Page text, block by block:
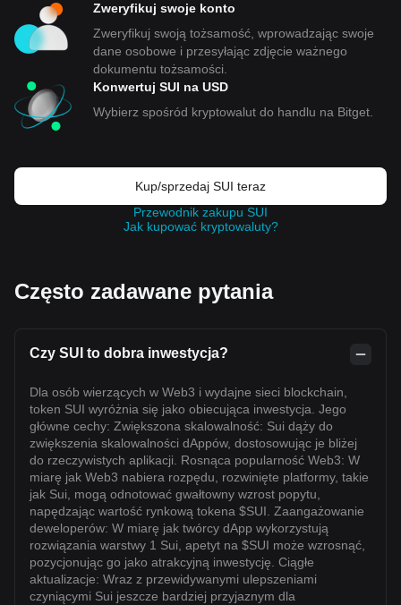
Zweryfikuj swoje konto
Zweryfikuj swoją tożsamość, wprowadzając swoje
dane osobowe i przesyłając zdjęcie ważnego
dokumentu tożsamości.
Konwertuj SUI na USD
Wybierz spośród kryptowalut do handlu na Bitget.
Kup/sprzedaj SUI teraz
Przewodnik zakupu SUI
Jak kupować kryptowaluty?
Często zadawane pytania
Czy SUI to dobra inwestycja?
Dla osób wierzących w Web3 i wydajne sieci blockchain,
token SUI wyróżnia się jako obiecująca inwestycja. Jego
główne cechy: Zwiększona skalowalność: Sui dąży do
zwiększenia skalowalności dAppów, dostosowując je bliżej
do rzeczywistych aplikacji. Rosnąca popularność Web3: W
miarę jak Web3 nabiera rozpędu, rozwinięte platformy, takie
jak Sui, mogą odnotować gwałtowny wzrost popytu,
napędzając wartość rynkową tokena $SUI. Zaangażowanie
deweloperów: W miarę jak twórcy dApp wykorzystują
rozwiązania warstwy 1 Sui, apetyt na $SUI może wzrosnąć,
pozycjonując go jako atrakcyjną inwestycję. Ciągłe
aktualizacje: Wraz z przewidywanymi ulepszeniami
czyniącymi Sui jeszcze bardziej przyjaznym dla